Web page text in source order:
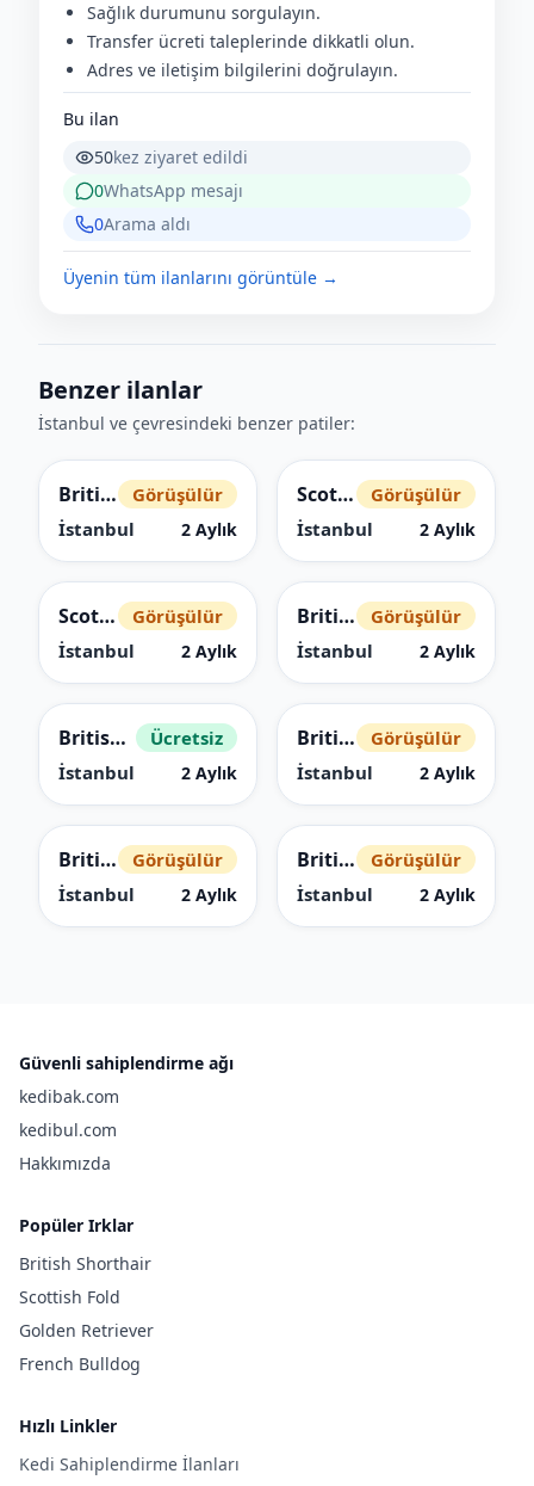
Sağlık durumunu sorgulayın.
Transfer ücreti taleplerinde dikkatli olun.
Adres ve iletişim bilgilerini doğrulayın.
Bu ilan
50kez ziyaret edildi
0WhatsApp mesajı
0Arama aldı
Üyenin tüm ilanlarını görüntüle →
Benzer ilanlar
İstanbul ve çevresindeki benzer patiler:
British Longhair
Görüşülür
İstanbul
2 Aylık
Scottish Fold
Görüşülür
İstanbul
2 Aylık
Scottish Fold
Görüşülür
İstanbul
2 Aylık
British Shorthair
Görüşülür
İstanbul
2 Aylık
British Shorthair
Ücretsiz
İstanbul
2 Aylık
British Shorthair
Görüşülür
İstanbul
2 Aylık
British Shorthair
Görüşülür
İstanbul
2 Aylık
British Shorthair
Görüşülür
İstanbul
2 Aylık
Güvenli sahiplendirme ağı
kedibak.com
kedibul.com
Hakkımızda
Popüler Irklar
British Shorthair
Scottish Fold
Golden Retriever
French Bulldog
Hızlı Linkler
Kedi Sahiplendirme İlanları